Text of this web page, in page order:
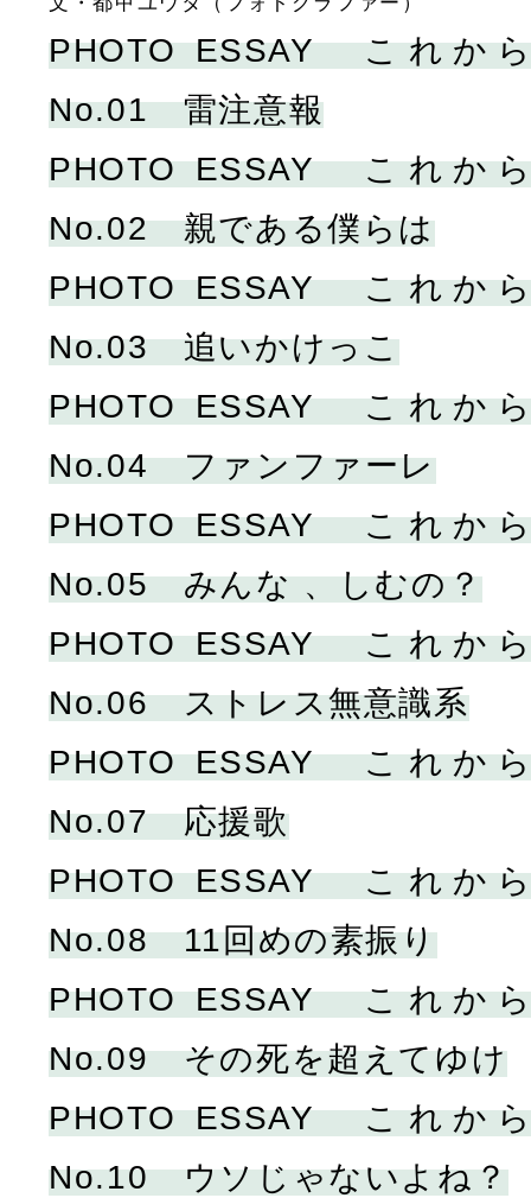
PHOTO ESSAY これ
No.01 雷注意報
PHOTO ESSAY これ
No.02 親である僕らは
PHOTO ESSAY これ
No.03 追いかけっこ
PHOTO ESSAY これ
No.04 ファンファーレ
PHOTO ESSAY これ
No.05 みんな 、しむの？
PHOTO ESSAY これ
No.06 ストレス無意識系
PHOTO ESSAY これ
No.07 応援歌
PHOTO ESSAY これ
No.08 11回めの素振り
PHOTO ESSAY これ
No.09 その死を超えてゆけ
PHOTO ESSAY これ
No.10 ウソじゃないよね？